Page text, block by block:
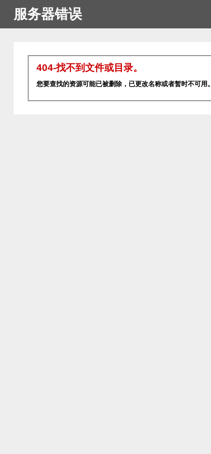
服务器错误
404-找不到文件或目录。
您要查找的资源可能已被删除，已更改名称或者暂时不可用。